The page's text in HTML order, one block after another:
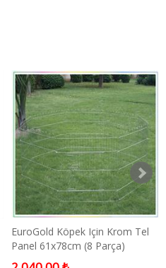
EuroGold Köpek Için Krom Tel
Panel 61x78cm (8 Parça)